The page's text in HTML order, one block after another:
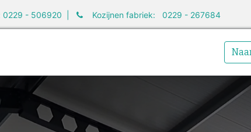
0229 - 506920 | Kozijnen fabriek: 0229 - 267684